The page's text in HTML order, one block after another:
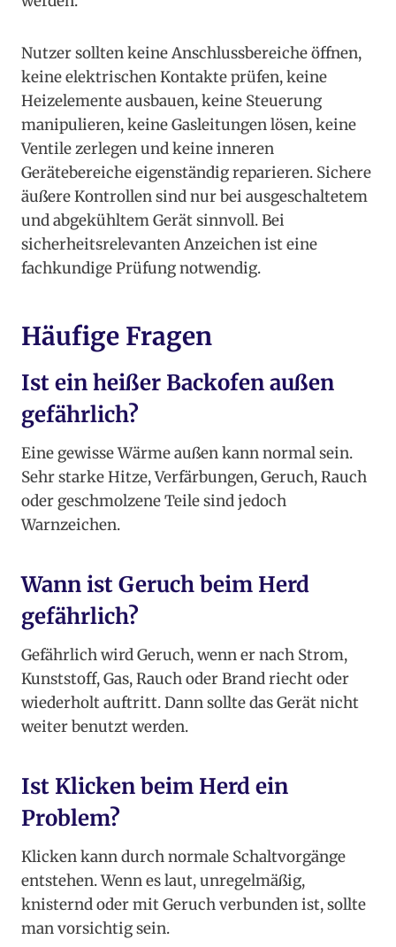
Nutzer sollten keine Anschlussbereiche öffnen,
keine elektrischen Kontakte prüfen, keine
Heizelemente ausbauen, keine Steuerung
manipulieren, keine Gasleitungen lösen, keine
Ventile zerlegen und keine inneren
Gerätebereiche eigenständig reparieren. Sichere
äußere Kontrollen sind nur bei ausgeschaltetem
und abgekühltem Gerät sinnvoll. Bei
sicherheitsrelevanten Anzeichen ist eine
fachkundige Prüfung notwendig.
Häufige Fragen
Ist ein heißer Backofen außen
gefährlich?
Eine gewisse Wärme außen kann normal sein.
Sehr starke Hitze, Verfärbungen, Geruch, Rauch
oder geschmolzene Teile sind jedoch
Warnzeichen.
Wann ist Geruch beim Herd
gefährlich?
Gefährlich wird Geruch, wenn er nach Strom,
Kunststoff, Gas, Rauch oder Brand riecht oder
wiederholt auftritt. Dann sollte das Gerät nicht
weiter benutzt werden.
Ist Klicken beim Herd ein
Problem?
Klicken kann durch normale Schaltvorgänge
entstehen. Wenn es laut, unregelmäßig,
knisternd oder mit Geruch verbunden ist, sollte
man vorsichtig sein.